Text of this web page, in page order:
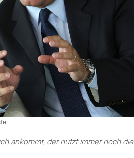
ankommt, der nutzt immer noch die